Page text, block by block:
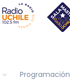
Programación